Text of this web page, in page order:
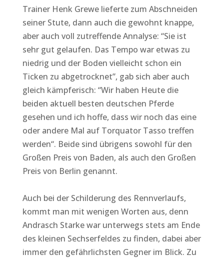
Trainer Henk Grewe lieferte zum Abschneiden
seiner Stute, dann auch die gewohnt knappe,
aber auch voll zutreffende Annalyse: “Sie ist
sehr gut gelaufen. Das Tempo war etwas zu
niedrig und der Boden vielleicht schon ein
Ticken zu abgetrocknet”, gab sich aber auch
gleich kämpferisch: “Wir haben Heute die
beiden aktuell besten deutschen Pferde
gesehen und ich hoffe, dass wir noch das eine
oder andere Mal auf Torquator Tasso treffen
werden“. Beide sind übrigens sowohl für den
Großen Preis von Baden, als auch den Großen
Preis von Berlin genannt.
Auch bei der Schilderung des Rennverlaufs,
kommt man mit wenigen Worten aus, denn
Andrasch Starke war unterwegs stets am Ende
des kleinen Sechserfeldes zu finden, dabei aber
immer den gefährlichsten Gegner im Blick. Zu